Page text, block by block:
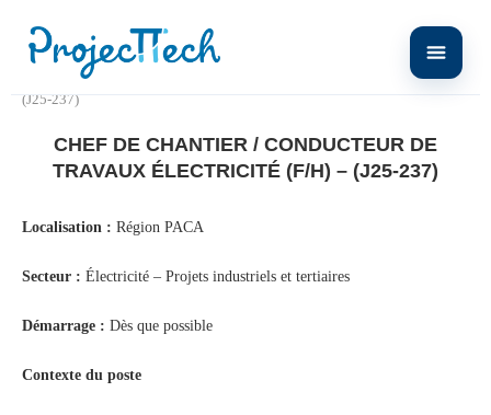
Chef de Chantier / Conducteur de Travaux Électricité (F/H) –
(J25-237)
CHEF DE CHANTIER / CONDUCTEUR DE
TRAVAUX ÉLECTRICITÉ (F/H) – (J25-237)
Localisation : Région PACA
Secteur : Électricité – Projets industriels et tertiaires
Démarrage : Dès que possible
Contexte du poste